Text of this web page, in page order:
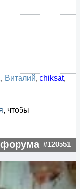
, Виталий, chiksat,
, чтобы
форума #120551